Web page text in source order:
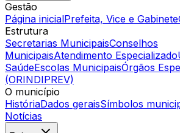
Gestão
Página inicialPrefeita, Vice e Gabinete
Estrutura
Secretarias MunicipaisConselhos
MunicipaisAtendimento Especializado
SaúdeEscolas MunicipaisÓrgãos
(ORINDIPREV)
O município
HistóriaDados geraisSímbolos
Notícias